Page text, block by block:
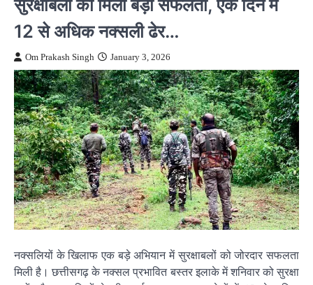
12 से अधिक नक्सली ढेर…
Om Prakash Singh January 3, 2026
नक्सलियों के खिलाफ एक बड़े अभियान में सुरक्षाबलों को जोरदार सफलता
मिली है। छत्तीसगढ़ के नक्सल प्रभावित बस्तर इलाके में शनिवार को सुरक्षा